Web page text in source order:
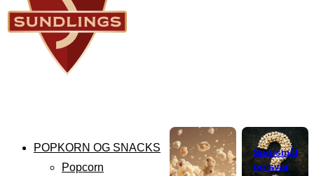
POPKORN OG SNACKS
Popcorn
Spørsmål
og svar